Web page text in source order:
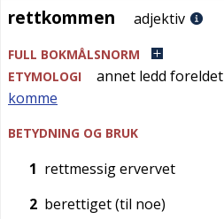
rettkommen
rettkommen adjektiv
FULL BOKMÅLSNORM
ETYMOLOGI
annet ledd foreldet
komme
BETYDNING OG BRUK
1 rettmessig ervervet
2 berettiget (til noe)